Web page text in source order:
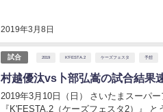
2019年3月8日
試合 2019 K'FESTA.2 ケーズフェスタ 予想
村越優汰vs卜部弘嵩の試合結果
2019年3月10日（日） さいたまスーパ
『K'FESTA.2（ケーズフェスタ2）』